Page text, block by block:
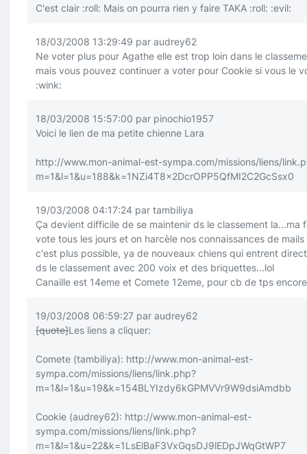
C'est clair :roll: Mais on pourra rien y faire TAKA :roll: :evil:
18/03/2008 13:29:49 par audrey62
Ne voter plus pour Agathe elle est trop loin dans le
mais vous pouvez continuer a voter pour Cookie si vous le
:wink:
18/03/2008 15:57:00 par pinochio1957
Voici le lien de ma petite chienne Lara
http://www.mon-animal-est-sympa.com/missions/liens/
m=1&l=1&u=188&k=1NZi4T8x2DcrOPP5QfMI2C2GcSsx0
19/03/2008 04:17:24 par tambiliya
Ça devient difficile de se maintenir ds le classement la...ma
vote tous les jours et on harcèle nos connaissances de mails
c'est plus possible, ya de nouveaux chiens qui entrent
ds le classement avec 200 voix et des briquettes...lol
Canaille est 14eme et Comete 12eme, pour cb de tps
19/03/2008 06:59:27 par audrey62
[quote]Les liens a cliquer:
Comete (tambiliya): http://www.mon-animal-est-
sympa.com/missions/liens/link.php?
m=1&l=1&u=19&k=154BLYIzdy6kGPMVVr9W9dsiAmdbb
Cookie (audrey62): http://www.mon-animal-est-
sympa.com/missions/liens/link.php?
m=1&l=1&u=22&k=1LsElBaF3VxGqsDJ9lEDpJWqGtWP7